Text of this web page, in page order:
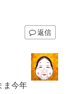
返信
ま今年